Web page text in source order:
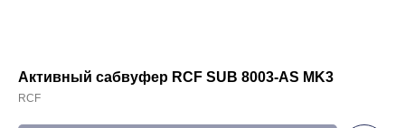
Активный сабвуфер RCF SUB 8003-AS MK3
RCF